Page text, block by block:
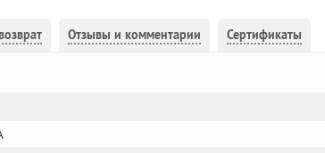
Отзывы и комментарии Сертификаты